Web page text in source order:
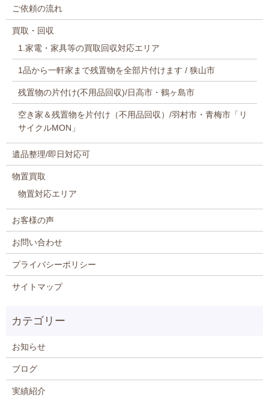
ご依頼の流れ
買取・回収
1.家電・家具等の買取回収対応エリア
1品から一軒家まで残置物を全部片付けます / 狭山市
残置物の片付け(不用品回収)/日高市・鶴ヶ島市
空き家＆残置物を片付け（不用品回収）/羽村市・青梅市「リ
サイクルMON」
遺品整理/即日対応可
物置買取
物置対応エリア
お客様の声
お問い合わせ
プライバシーポリシー
サイトマップ
お知らせ
ブログ
実績紹介